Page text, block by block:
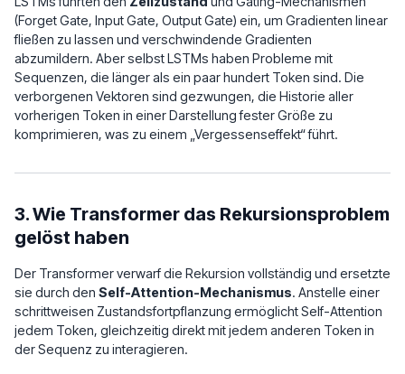
(Forget Gate, Input Gate, Output Gate) ein, um Gradienten linear
fließen zu lassen und verschwindende Gradienten
abzumildern. Aber selbst LSTMs haben Probleme mit
Sequenzen, die länger als ein paar hundert Token sind. Die
verborgenen Vektoren sind gezwungen, die Historie aller
vorherigen Token in einer Darstellung fester Größe zu
komprimieren, was zu einem „Vergessenseffekt“ führt.
3. Wie Transformer das Rekursionsproblem
gelöst haben
Der Transformer verwarf die Rekursion vollständig und ersetzte
sie durch den Self-Attention-Mechanismus. Anstelle einer
schrittweisen Zustandsfortpflanzung ermöglicht Self-Attention
jedem Token, gleichzeitig direkt mit jedem anderen Token in
der Sequenz zu interagieren.